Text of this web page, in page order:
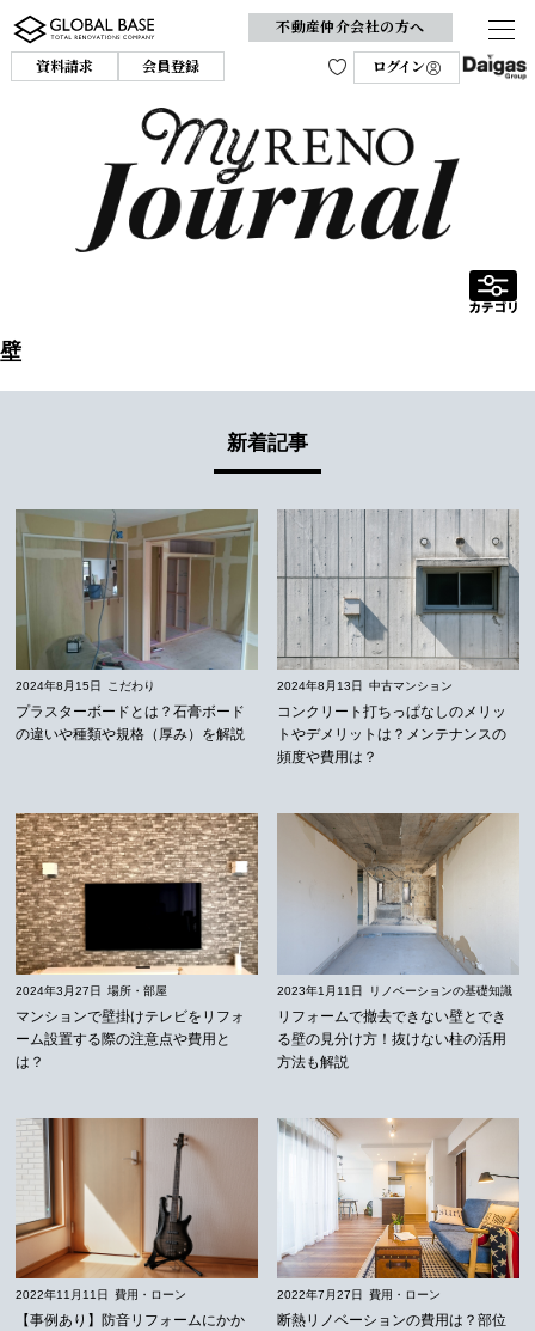
不動産仲介会社の方へ
資料請求
会員登録 ログイン
壁
新着記事
2024年8月15日 こだわり
プラスターボードとは？石膏ボード
の違いや種類や規格（厚み）を解説
2024年8月13日 中古マンション
コンクリート打ちっぱなしのメリッ
トやデメリットは？メンテナンスの
頻度や費用は？
2024年3月27日 場所・部屋
マンションで壁掛けテレビをリフォ
ーム設置する際の注意点や費用と
は？
2023年1月11日 リノベーションの基礎知識
リフォームで撤去できない壁とでき
る壁の見分け方！抜けない柱の活用
方法も解説
2022年11月11日 費用・ローン
【事例あり】防音リフォームにかか
2022年7月27日 費用・ローン
断熱リノベーションの費用は？部位